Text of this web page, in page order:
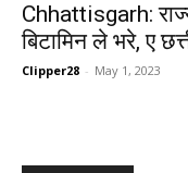
Chhattisgarh:
बिटामिन ले भरे, ए
Clipper28 - May 1, 2023